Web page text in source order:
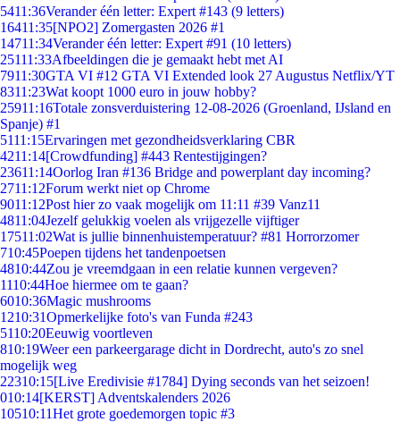
5411:36Verander één letter: Expert #143 (9 letters)
16411:35[NPO2] Zomergasten 2026 #1
14711:34Verander één letter: Expert #91 (10 letters)
25111:33Afbeeldingen die je gemaakt hebt met AI
7911:30GTA VI #12 GTA VI Extended look 27 Augustus Netflix/YT
8311:23Wat koopt 1000 euro in jouw hobby?
25911:16Totale zonsverduistering 12-08-2026 (Groenland, IJsland en
Spanje) #1
5111:15Ervaringen met gezondheidsverklaring CBR
4211:14[Crowdfunding] #443 Rentestijgingen?
23611:14Oorlog Iran #136 Bridge and powerplant day incoming?
2711:12Forum werkt niet op Chrome
9011:12Post hier zo vaak mogelijk om 11:11 #39 Vanz11
4811:04Jezelf gelukkig voelen als vrijgezelle vijftiger
17511:02Wat is jullie binnenhuistemperatuur? #81 Horrorzomer
710:45Poepen tijdens het tandenpoetsen
4810:44Zou je vreemdgaan in een relatie kunnen vergeven?
1110:44Hoe hiermee om te gaan?
6010:36Magic mushrooms
1210:31Opmerkelijke foto's van Funda #243
5110:20Eeuwig voortleven
810:19Weer een parkeergarage dicht in Dordrecht, auto's zo snel
mogelijk weg
22310:15[Live Eredivisie #1784] Dying seconds van het seizoen!
010:14[KERST] Adventskalenders 2026
10510:11Het grote goedemorgen topic #3